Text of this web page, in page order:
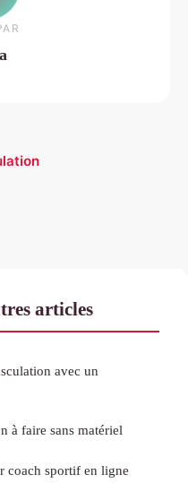
articles
avec un
à faire sans matériel
coach sportif en ligne